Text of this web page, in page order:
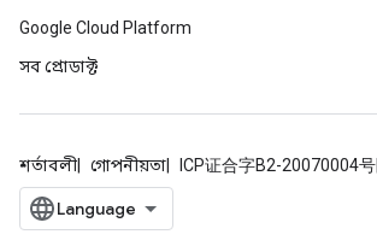
Google Cloud Platform
সব প্রোডাক্ট
শর্তাবলী গোপনীয়তা ICP证合字B2-20070004号